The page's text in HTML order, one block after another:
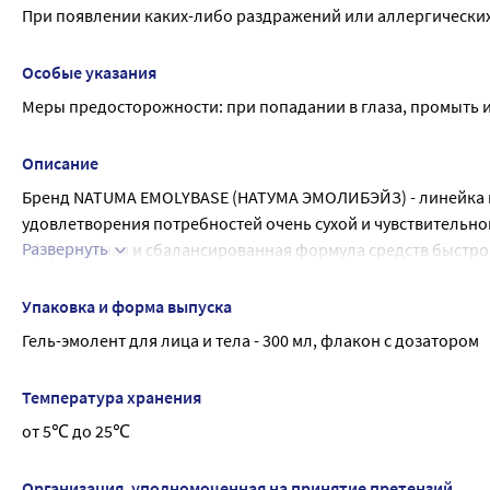
При появлении каких-либо раздражений или
Особые указания
Меры предосторожности: при попадании в глаза, промыть
Описание
Бренд NATUMA EMOLYBASE (НАТУМА ЭМОЛИБЭЙЗ) -
удовлетворения потребностей очень сухой и
Эффективная и сбалансированная формула средств быстро
агрессивным факторам внешней среды, в том числе
кожи.
Косметика НАТУМА ЭМОЛИБЕЙЗ производится в
Внешний вид и свойства: бесцветная непрозрачная
Развернуть
Упаковка и форма выпуска
Гель-эмолент для лица и тела - 300 мл, флакон с дозатором
Температура хранения
от 5℃ до 25℃